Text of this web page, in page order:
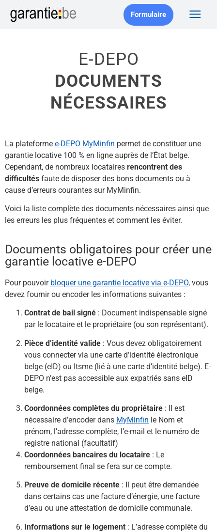
Formulaire
E-DEPO
DOCUMENTS
NÉCESSAIRES
La plateforme e-DEPO MyMinfin permet de constituer une
garantie locative 100 % en ligne auprès de l’État belge.
Cependant, de nombreux locataires rencontrent des
difficultés faute de disposer des bons documents ou à
cause d’erreurs courantes sur MyMinfin.
Voici la liste complète des documents nécessaires ainsi que
les erreurs les plus fréquentes et comment les éviter.
Documents obligatoires pour créer une
garantie locative e-DEPO
Pour pouvoir bloquer une garantie locative via e-DEPO, vous
devez fournir ou encoder les informations suivantes :
Contrat de bail signé : Document indispensable signé
par le locataire et le propriétaire (ou son représentant).
Pièce d’identité valide : Vous devez obligatoirement
vous connecter via une carte d’identité électronique
belge (eID) ou Itsme (lié à une carte d’identité belge). E-
DEPO n’est pas accessible aux expatriés sans eID
belge.
Coordonnées complètes du propriétaire : Il est
nécessaire d’encoder dans MyMinfin le Nom et
prénom, l’adresse complète, l’e-mail et le numéro de
registre national (facultatif)
Coordonnées bancaires du locataire : Le
remboursement final se fera sur ce compte.
Preuve de domicile récente : Il peut être demandée
dans certains cas une facture d’énergie, une facture
d’eau ou une attestation de domicile communale.
Informations sur le logement : L’adresse complète du